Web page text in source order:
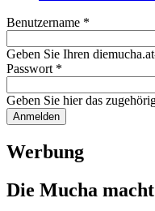
Benutzername *
Geben Sie Ihren
Passwort *
Geben Sie hier das
Werbung
Die Mucha